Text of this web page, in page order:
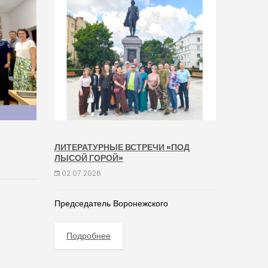
ЛИТЕРАТУРНЫЕ ВСТРЕЧИ «ПОД
ЛЫСОЙ ГОРОЙ»
02.07.2026
Председатель Воронежского
Подробнее